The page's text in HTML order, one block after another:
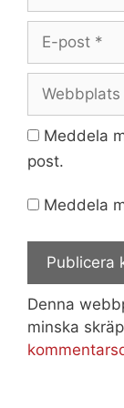
post
Meddela
post.
Meddela
Denna
minska